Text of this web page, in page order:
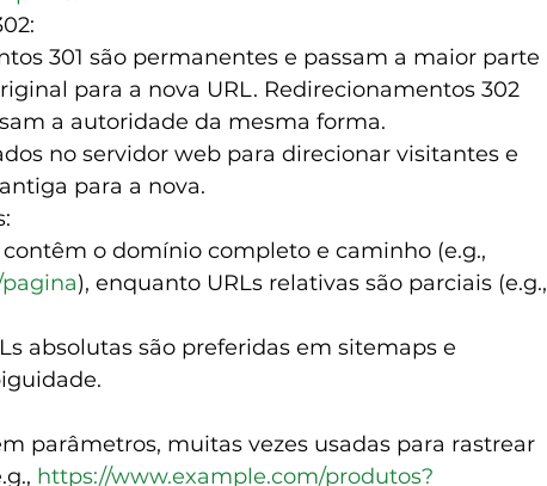
301 são permanentes e passam a maior parte
para a nova URL. Redirecionamentos 302
a autoridade da mesma forma.
no servidor web para direcionar visitantes e
para a nova.
contêm o domínio completo e caminho (e.g.,
), enquanto URLs relativas são parciais (e.g.,
absolutas são preferidas em sitemaps e
parâmetros, muitas vezes usadas para rastrear
https://www.example.com/produtos?